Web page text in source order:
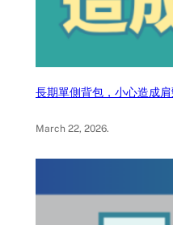
長期單側背包，小心造成
March 22, 2026.